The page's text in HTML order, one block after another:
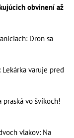
obvinení až
Dron sa
varuje pred
praská vo švíkoch!
vlakov: Na